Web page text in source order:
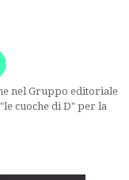
nel Gruppo editoriale
cuoche di D" per la